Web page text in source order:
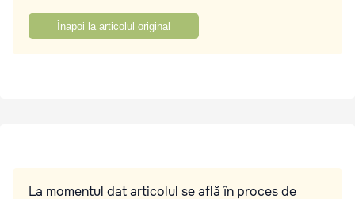
Înapoi la articolul original
La momentul dat articolul se află în proces de